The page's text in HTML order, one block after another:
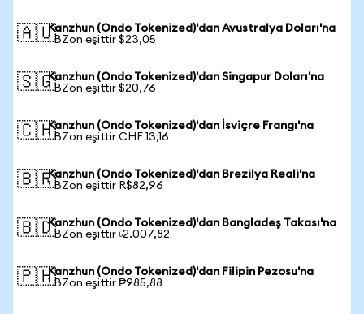
🇦🇺Kanzhun (Ondo Tokenized)'dan Avustralya Doları'na
1 BZon eşittir $23,05
🇸🇬Kanzhun (Ondo Tokenized)'dan Singapur Doları'na
1 BZon eşittir $20,76
🇨🇭Kanzhun (Ondo Tokenized)'dan İsviçre Frangı'na
1 BZon eşittir CHF 13,16
🇧🇷Kanzhun (Ondo Tokenized)'dan Brezilya Reali'na
1 BZon eşittir R$82,96
🇧🇩Kanzhun (Ondo Tokenized)'dan Bangladeş Takası'na
1 BZon eşittir ৳2.007,82
🇵🇭Kanzhun (Ondo Tokenized)'dan Filipin Pezosu'na
1 BZon eşittir ₱985,88